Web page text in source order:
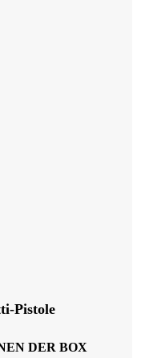
Pistole
DER BOX